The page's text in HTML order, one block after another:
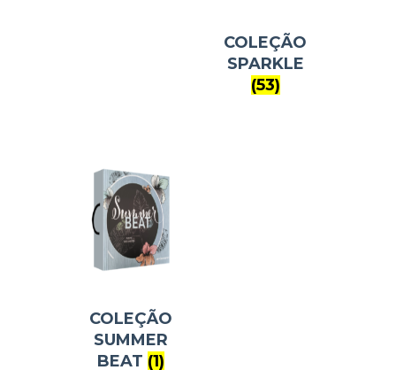
COLEÇÃO
SPARKLE
(53)
COLEÇÃO
SUMMER
BEAT (1)